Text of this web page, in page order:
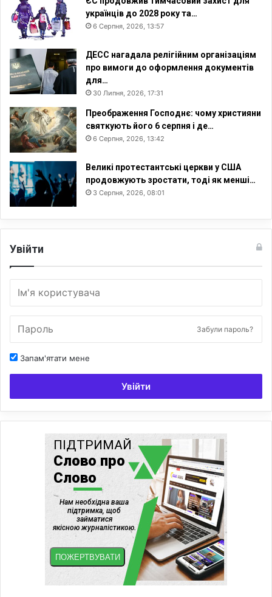
українців до 2028 року та…
6 Серпня, 2026, 13:57
ДЕСС нагадала релігійним організаціям
про вимоги до оформлення документів
для…
30 Липня, 2026, 17:31
Преображення Господнє: чому християни
святкують його 6 серпня і де…
6 Серпня, 2026, 13:42
Великі протестантські церкви у США
продовжують зростати, тоді як менші…
3 Серпня, 2026, 08:01
Увійти
Забули пароль?
Запам'ятати мене
Увійти